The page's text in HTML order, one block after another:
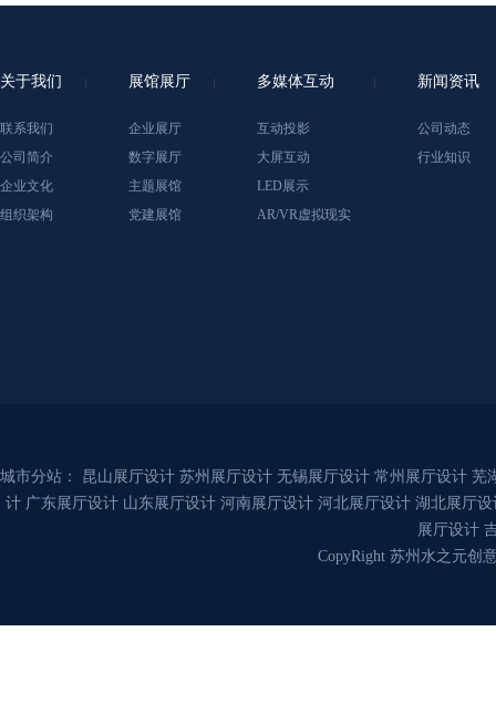
关于我们
联系我们
公司简介
企业文化
组织架构
展馆展厅
企业展厅
数字展厅
主题展馆
党建展馆
多媒体互动
互动投影
大屏互动
LED展示
AR/VR虚拟现实
新闻资讯
公司动态
行业知识
城市分站： 昆山展厅设计 苏州展厅设计 无锡展厅设计 常州展厅设计 芜
计 广东展厅设计 山东展厅设计 河南展厅设计 河北展厅设计 湖北展厅设
展厅设计
CopyRight 苏州水之元创